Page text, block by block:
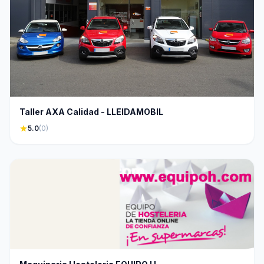
Taller AXA Calidad - LLEIDAMOBIL
star5.0(0)